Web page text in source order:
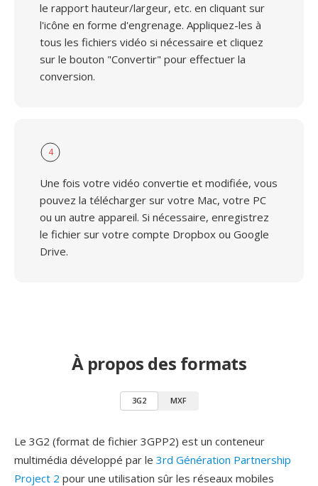
le rapport hauteur/largeur, etc. en cliquant sur
l'icône en forme d'engrenage. Appliquez-les à
tous les fichiers vidéo si nécessaire et cliquez
sur le bouton "Convertir" pour effectuer la
conversion.
4
Une fois votre vidéo convertie et modifiée, vous
pouvez la télécharger sur votre Mac, votre PC
ou un autre appareil. Si nécessaire, enregistrez
le fichier sur votre compte Dropbox ou Google
Drive.
À propos des formats
3G2 MXF
Le 3G2 (format de fichier 3GPP2) est un conteneur
multimédia développé par le 3rd Génération Partnership
Project 2 pour une utilisation sûr les réseaux mobiles